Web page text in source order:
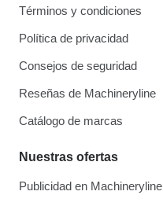
Términos y condiciones
Política de privacidad
Consejos de seguridad
Reseñas de Machineryline
Catálogo de marcas
Nuestras ofertas
Publicidad en Machineryline